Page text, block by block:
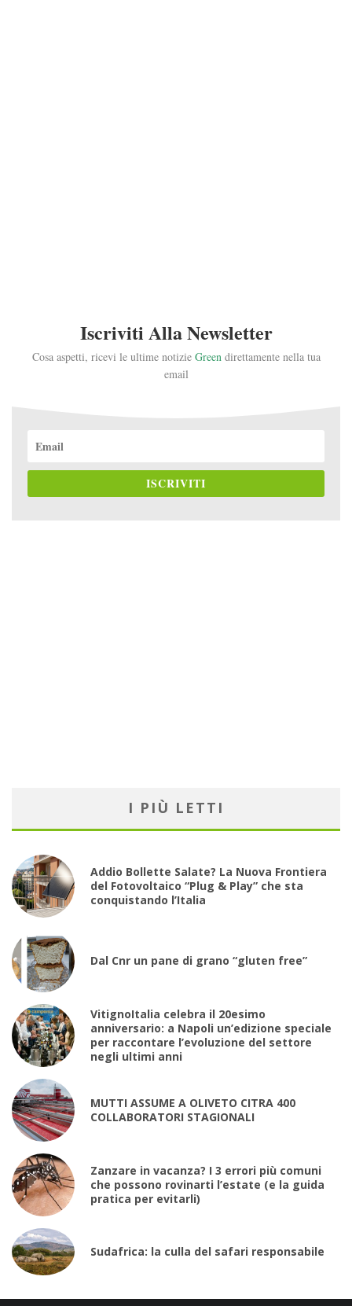
Iscriviti Alla Newsletter
Cosa aspetti, ricevi le ultime notizie Green direttamente nella tua
email
ISCRIVITI
I PIÙ LETTI
Addio Bollette Salate? La Nuova Frontiera
del Fotovoltaico “Plug & Play” che sta
conquistando l’Italia
Dal Cnr un pane di grano “gluten free”
VitignoItalia celebra il 20esimo
anniversario: a Napoli un’edizione speciale
per raccontare l’evoluzione del settore
negli ultimi anni
MUTTI ASSUME A OLIVETO CITRA 400
COLLABORATORI STAGIONALI
Zanzare in vacanza? I 3 errori più comuni
che possono rovinarti l’estate (e la guida
pratica per evitarli)
Sudafrica: la culla del safari responsabile